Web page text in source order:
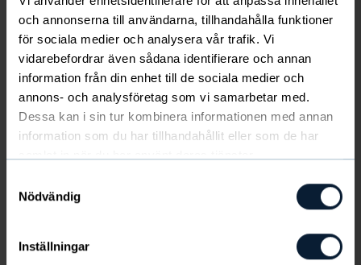
och annonserna till användarna, tillhandahålla funktioner
för sociala medier och analysera vår trafik. Vi
vidarebefordrar även sådana identifierare och annan
information från din enhet till de sociala medier och
annons- och analysföretag som vi samarbetar med.
Dessa kan i sin tur kombinera informationen med annan
information som du har tillhandahållit eller som de har
Nödvändig
Inställningar
Newbody
Skandinaviska folkets favoritkläder. Välkända för
riktigt bra kvalitet och passform. Klädpaketen
kostar 13 - 27 €, ni tjänar 3,5 -8 €.